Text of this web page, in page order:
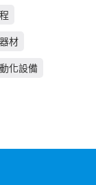
材
化設備